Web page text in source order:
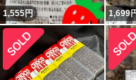
1,555円 1,699